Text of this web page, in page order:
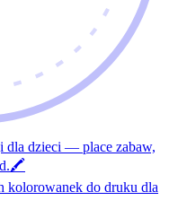
dla dzieci — place zabaw,
🖍️
kolorowanek do druku dla